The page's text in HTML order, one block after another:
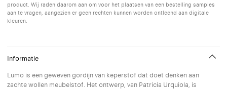
product. Wij raden daarom aan om voor het plaatsen van een bestelling samples
aan te vragen, aangezien er geen rechten kunnen worden ontleend aan digitale
kleuren.
Informatie
Lumo is een geweven gordijn van keperstof dat doet denken aan
zachte wollen meubelstof. Het ontwerp, van Patricia Urquiola, is